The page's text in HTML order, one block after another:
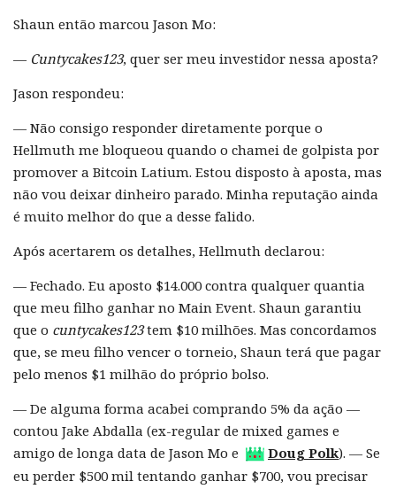
Shaun então marcou Jason Mo:
— Cuntycakes123, quer ser meu investidor nessa aposta?
Jason respondeu:
— Não consigo responder diretamente porque o
Hellmuth me bloqueou quando o chamei de golpista por
promover a Bitcoin Latium. Estou disposto à aposta, mas
não vou deixar dinheiro parado. Minha reputação ainda
é muito melhor do que a desse falido.
Após acertarem os detalhes, Hellmuth declarou:
— Fechado. Eu aposto $14.000 contra qualquer quantia
que meu filho ganhar no Main Event. Shaun garantiu
que o cuntycakes123tem $10 milhões. Mas concordamos
que, se meu filho vencer o torneio, Shaun terá que pagar
pelo menos $1 milhão do próprio bolso.
— De alguma forma acabei comprando 5% da ação —
contou Jake Abdalla (ex-regular de mixed games e
amigo de longa data de Jason Mo e
Doug Polk). — Se
eu perder $500 mil tentando ganhar $700, vou precisar